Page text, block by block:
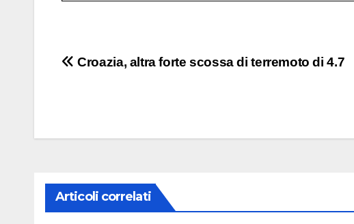
Navigazione
Croazia, altra forte scossa di terremoto di 4.7
Articoli correlati